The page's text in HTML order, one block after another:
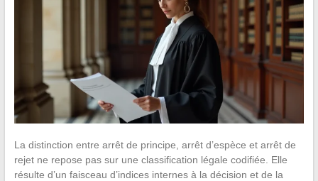
La distinction entre arrêt de principe, arrêt d’espèce et arrêt de
rejet ne repose pas sur une classification légale codifiée. Elle
résulte d’un faisceau d’indices internes à la décision et de la